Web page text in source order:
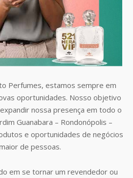
Perfumes, estamos sempre em
oportunidades. Nosso objetivo
nossa presença em todo o
Guanabara – Rondonópolis –
e oportunidades de negócios
de pessoas.
em se tornar um revendedor ou